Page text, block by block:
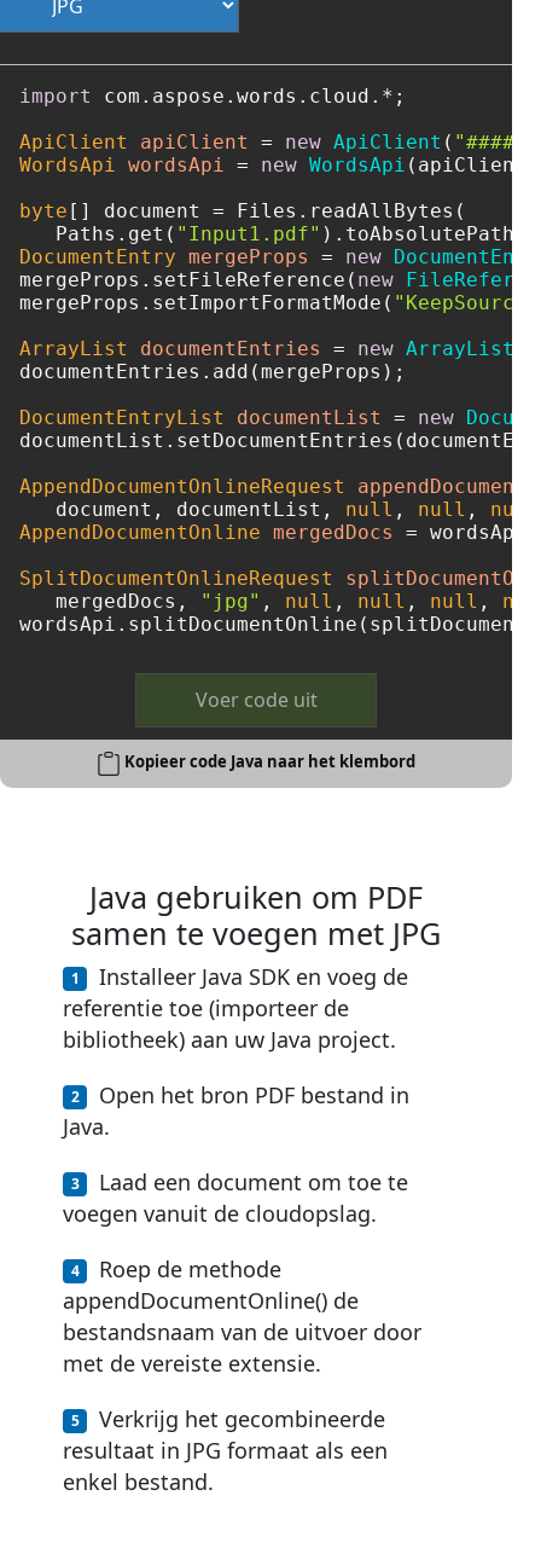
import
com.aspose.words.cloud.*;
ApiClient
apiClient = new ApiClient ( "####-
WordsApi wordsApi = new WordsApi
byte [] document = Files.readAllBytes(
   Paths.get(
"Input1.pdf"
DocumentEntry mergeProps = new
mergeProps.setFileReference( new
mergeProps.setImportFormatMode(
ArrayList
documentEntries = new ArrayList
documentEntries.add(mergeProps);
DocumentEntryList
documentList = new
AppendDocumentOnlineRequest
   document, documentList,
null , null , null
AppendDocumentOnline mergedDocs =
SplitDocumentOnlineRequest
   mergedDocs,
"jpg" , null , null , null ,
Voer code uit
Kopieer code Java naar het klembord
Java gebruiken om PDF
samen te voegen met JPG
Installeer Java SDK en voeg de
referentie toe (importeer de
bibliotheek) aan uw Java project.
Open het bron PDF bestand in
Java.
Laad een document om toe te
voegen vanuit de cloudopslag.
Roep de methode
appendDocumentOnline() de
bestandsnaam van de uitvoer door
met de vereiste extensie.
Verkrijg het gecombineerde
resultaat in JPG formaat als een
enkel bestand.